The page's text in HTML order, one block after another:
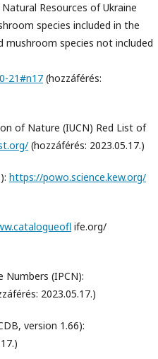
Resources of Ukraine
species included in the
mushroom species not included
21#n17 (hozzáférés:
of Nature (IUCN) Red List of
(hozzáférés: 2023.05.17.)
https://powo.science.kew.org/
ife.org/
(IPCN):
2023.05.17.)
version 1.66):